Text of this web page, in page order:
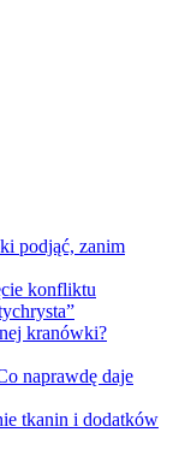
podjąć, zanim
konfliktu
kranówki?
naprawdę daje
tkanin i dodatków